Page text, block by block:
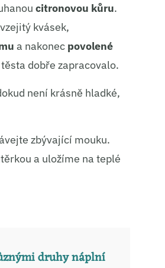
citronovou kůru.
kvásek,
a nakonec povolené
dobře zapracovalo.
není krásně hladké,
zbývající mouku.
a uložíme na teplé
druhy náplní